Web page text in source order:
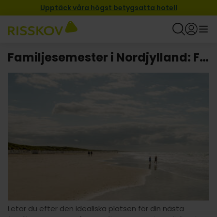
Upptäck våra högst betygsatta hotell
Familjesemester i Nordjylland: Familjevänlig avkoppling och äventyr!
Letar du efter den idealiska platsen för din nästa